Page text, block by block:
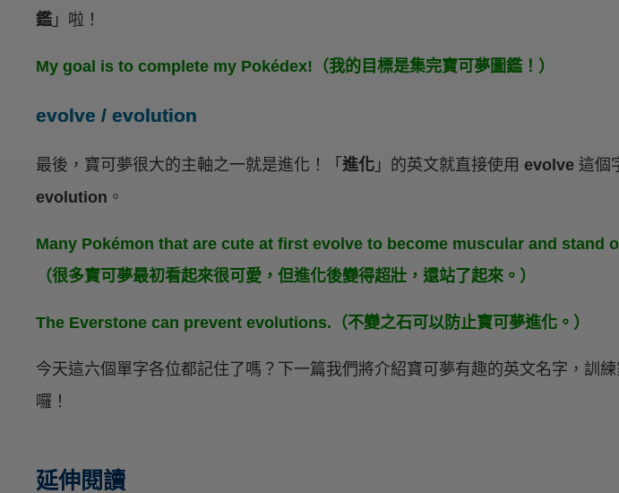
鑑 」啦！
My goal is to complete my Pokédex!（我的目標是集完寶可夢圖鑑！）
evolve / evolution
最後，寶可夢很大的主軸之一就是進化！「 進化 」的英文就直接使用 evolve 這個
evolution 。
Many Pokémon that are cute at first evolve to become muscular and stand
（很多寶可夢最初看起來很可愛，但進化後變得超壯，還站了起來。）
The Everstone can prevent evolutions.（不變之石可以防止寶可夢進化。）
今天這六個單字各位都記住了嗎？下一篇我們將介紹寶可夢有趣的英文名字，訓
囉！
延伸閱讀